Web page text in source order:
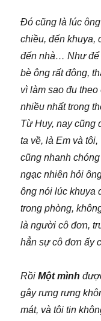
Đó cũng là lúc
chiều, đến khuya,
đến nhà… Như để
bè ông rất đông,
vì làm sao đu
nhiều nhất trong
Từ Huy, nay
ta về, là Em và
cũng nhanh
ngạc nhiên hỏi
ông nói lúc khuya
trong phòng,
là người cô đơn,
hẳn sự cô đơn ấy
RồiMột mình
gây rưng rưng
mát, và tôi tin